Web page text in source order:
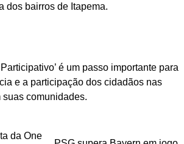
dos bairros de Itapema.
é um passo importante para
e a participação dos cidadãos nas
comunidades.
da One